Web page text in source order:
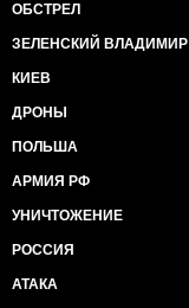
ОБСТРЕЛ
ЗЕЛЕНСКИЙ ВЛАДИМИР
КИЕВ
ДРОНЫ
ПОЛЬША
АРМИЯ РФ
УНИЧТОЖЕНИЕ
РОССИЯ
АТАКА